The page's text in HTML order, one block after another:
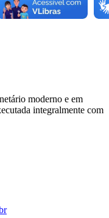
moderno e em
integralmente com